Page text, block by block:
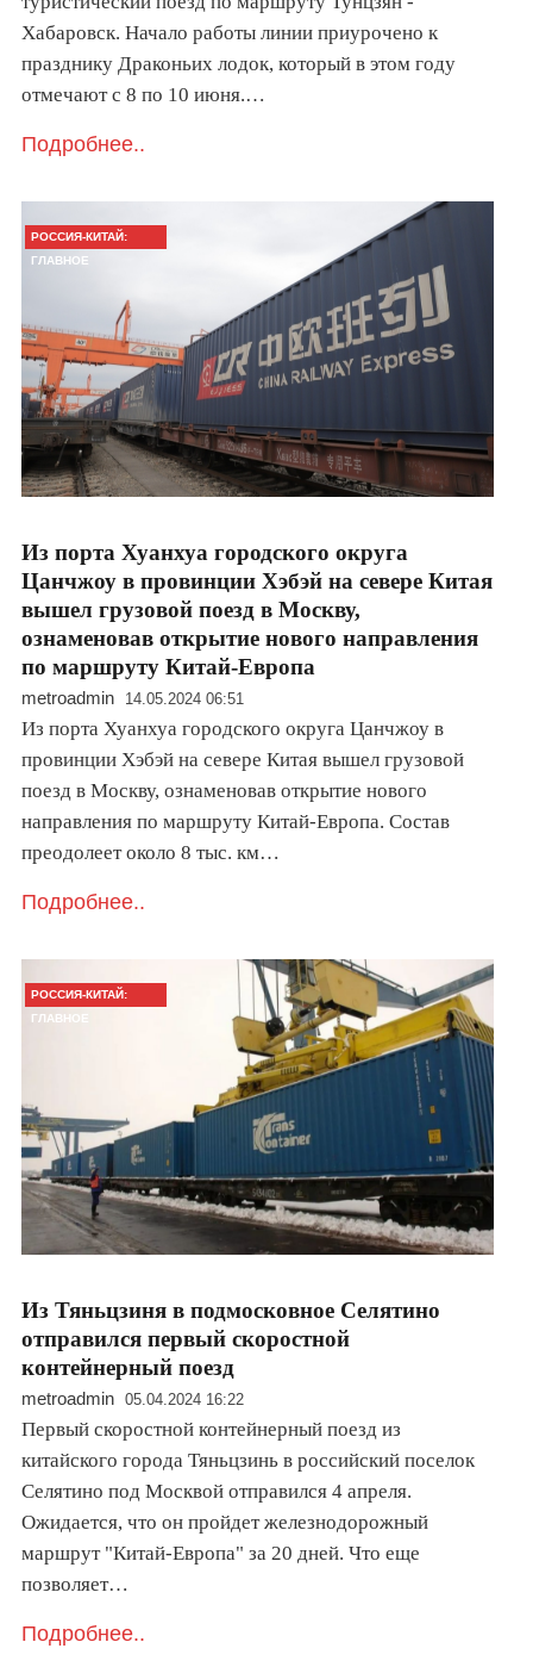
Хабаровск. Начало работы линии приурочено к
празднику Драконьих лодок, который в этом году
отмечают с 8 по 10 июня.…
Подробнее..
РОССИЯ-КИТАЙ:
ГЛАВНОЕ
Из порта Хуанхуа городского округа
Цанчжоу в провинции Хэбэй на севере Китая
вышел грузовой поезд в Москву,
ознаменовав открытие нового направления
по маршруту Китай-Европа
metroadmin 14.05.2024 06:51
Из порта Хуанхуа городского округа Цанчжоу в
провинции Хэбэй на севере Китая вышел грузовой
поезд в Москву, ознаменовав открытие нового
направления по маршруту Китай-Европа. Состав
преодолеет около 8 тыс. км…
Подробнее..
РОССИЯ-КИТАЙ:
ГЛАВНОЕ
Из Тяньцзиня в подмосковное Селятино
отправился первый скоростной
контейнерный поезд
metroadmin 05.04.2024 16:22
Первый скоростной контейнерный поезд из
китайского города Тяньцзинь в российский поселок
Селятино под Москвой отправился 4 апреля.
Ожидается, что он пройдет железнодорожный
маршрут "Китай-Европа" за 20 дней. Что еще
позволяет…
Подробнее..